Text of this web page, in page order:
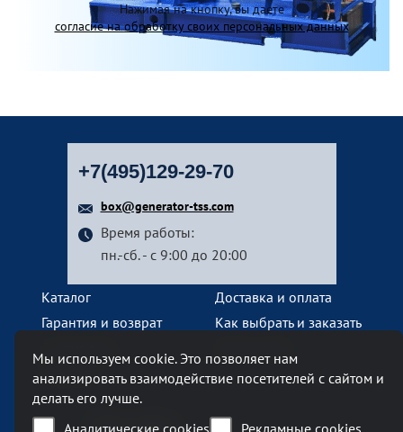
Нажимая на кнопку, вы даете
согласие на обработку своих персональных данных
+7(495)129-29-70
box@generator-tss.com
Время работы:
пн.-сб. - с 9:00 до 20:00
Каталог
Доставка и оплата
Гарантия и возврат
Как выбрать и заказать
Контакты
Наш офис
Мы используем cookie. Это позволяет нам
анализировать взаимодействие посетителей с сайтом и
делать его лучше.
Аналитические cookies
Рекламные cookies